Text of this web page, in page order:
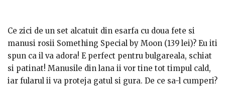
Ce zici de un set alcatuit din esarfa cu doua fete si
manusi rosii Something Special by Moon (139 lei)? Eu iti
spun ca il va adora! E perfect pentru bulgareala, schiat
si patinat! Manusile din lana ii vor tine tot timpul cald,
iar fularul ii va proteja gatul si gura. De ce sa-l cumperi?